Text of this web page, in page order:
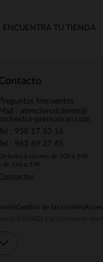
ENCUENTRA TU TIENDA
Preguntas frecuentes
Mail : atencionalcliente@
premaman.com
: 958 17 53 16
: 963 69 27 45
lunes a viernes de 10h a 14h
de 16h a 19h
Gestión de las cookies